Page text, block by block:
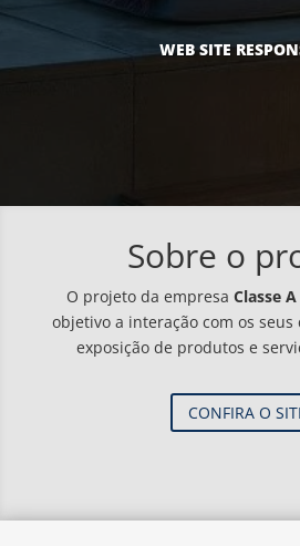
WEB SITE
Sobre o
O projeto da empresa Classe
objetivo a interação com os
exposição de produtos e
CONFIRA O